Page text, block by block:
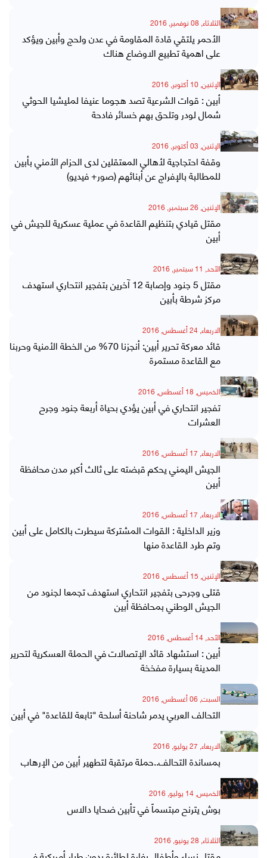
الثلاثاء, 08 نوفمبر, 2016
الأحمر يلتقي قادة المقاومة في عدن ولحج وأبين ويؤكد
على اهمية تطبيع الاوضاع هناك
الإثنين, 10 أكتوبر, 2016
أبين : قوات الشرعية تصد هجوما عنيفا لمليشيا الحوثي
شمال لودر وتلحق بهم خسائر فادحة
الإثنين, 03 أكتوبر, 2016
وقفة احتجاجية لأهالي المعتقلين لدى الحزام الأمني بأبين
للمطالبة بالإفراج عن أبنائهم (صور+ فيديو)
الإثنين, 26 سبتمبر, 2016
مقتل قيادي بتنظيم القاعدة في عملية عسكرية للجيش في
أبين
الأحد, 11 سبتمبر, 2016
مقتل 5 جنود وإصابة 12 آخرين بتفجير انتحاري استهدف
مركز شرطة بأبين
الاربعاء, 24 أغسطس, 2016
قائد معركة تحرير أبين: أنجزنا 70% من الخطة الأمنية وحربنا
مع القاعدة مستمرة
الخميس, 18 أغسطس, 2016
تفجير انتحاري في أبين يؤدي بحياة أربعة جنود وجرح
العشرات
الاربعاء, 17 أغسطس, 2016
الجيش اليمني يحكم قبضته على ثالث أكبر مدن محافظة
أبين
الاربعاء, 17 أغسطس, 2016
وزير الداخلية : القوات المشتركة سيطرت بالكامل على أبين
وتم طرد القاعدة منها
الإثنين, 15 أغسطس, 2016
قتلى وجرحى بتفجير انتحاري استهدف تجمعا لجنود من
الجيش الوطني بمحافظة أبين
الأحد, 14 أغسطس, 2016
أبين : استشهاد قائد الإتصالات في الحملة العسكرية لتحرير
المدينة بسيارة مفخخة
السبت, 06 أغسطس, 2016
التحالف العربي يدمر شاحنة أسلحة "تابعة للقاعدة" في أبين
الاربعاء, 27 يوليو, 2016
بمساندة التحالف..حملة مرتقبة لتطهير أبين من الإرهاب
الخميس, 14 يوليو, 2016
بوش يترنح مبتسماً في تأبين ضحايا دالاس
الثلاثاء, 28 يونيو, 2016